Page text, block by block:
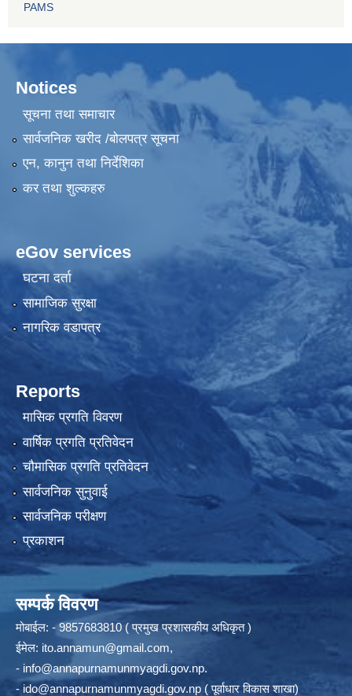
PAMS
Notices
सूचना तथा समाचार
सार्वजनिक खरीद /बोलपत्र सूचना
एन, कानुन तथा निर्देशिका
कर तथा शुल्कहरु
eGov services
घटना दर्ता
सामाजिक सुरक्षा
नागरिक वडापत्र
Reports
मासिक प्रगति विवरण
वार्षिक प्रगति प्रतिवेदन
चौमासिक प्रगति प्रतिवेदन
सार्वजनिक सुनुवाई
सार्वजनिक परीक्षण
प्रकाशन
सम्पर्क विवरण
मोबाईल: - 9857683810 ( प्रमुख प्रशासकीय अधिकृत )
ईमेल: ito.annamun@gmail.com,
- info@annapurnamunmyagdi.gov.np.
- ido@annapurnamunmyagdi.gov.np ( पूर्वाधार विकास शाखा)